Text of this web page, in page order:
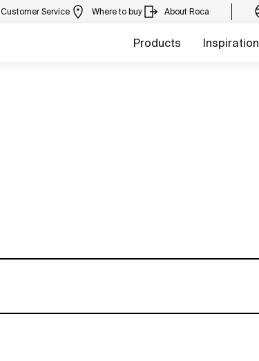
Customer Service Where to buy About Roca
Products Inspiration